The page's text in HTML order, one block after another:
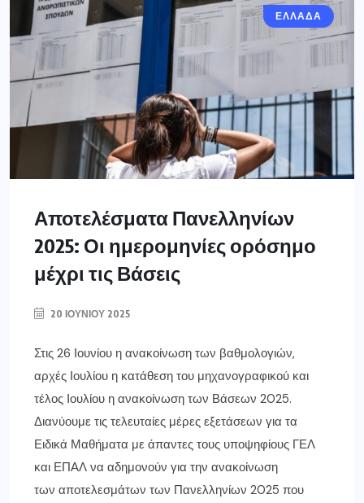
ΕΛΛΑΔΑ
Αποτελέσματα Πανελληνίων
2025: Οι ημερομηνίες ορόσημο
μέχρι τις Βάσεις
20 ΙΟΥΝΊΟΥ 2025
Στις 26 Ιουνίου η ανακοίνωση των βαθμολογιών,
αρχές Ιουλίου η κατάθεση του μηχανογραφικού και
τέλος Ιουλίου η ανακοίνωση των Βάσεων 2025.
Διανύουμε τις τελευταίες μέρες εξετάσεων για τα
Ειδικά Μαθήματα με άπαντες τους υποψηφίους ΓΕΛ
και ΕΠΑΛ να αδημονούν για την ανακοίνωση
των αποτελεσμάτων των Πανελληνίων 2025 που